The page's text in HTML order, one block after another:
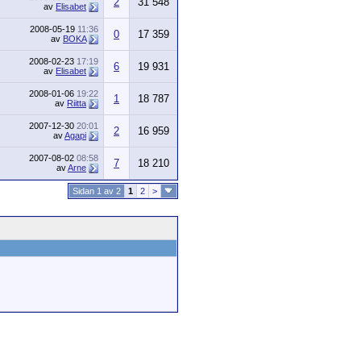
av Elisabet
2008-05-19 11:36
av BOKA 0 17 359
2008-02-23 17:19
av Elisabet 6 19 931
2008-01-06 19:22
av Riitta 1 18 787
2007-12-30 20:01
avAgapi 2 16 959
2007-08-02 08:58
avArne 7 18 210
Sidan 1 av 2 1 2 >